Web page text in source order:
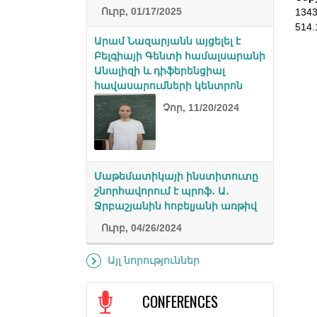
1343
Ուրբ, 01/17/2025
Արամ Նազարյանն այցելել է
Բելգիայի Գենտի համալսարանի
Անալիզի և դիֆերենցիալ
հավասարումների կենտրոն
Չոր, 11/20/2024
Մաթեմատիկայի ինստիտուտը
շնորհավորում է պրոֆ․ Ա․
Ջրբաշյանին հոբելյանի առթիվ
Ուրբ, 04/26/2024
Այլ նորություններ
CONFERENCES